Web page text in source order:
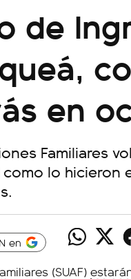
de
en
Familiares
lo hicieron
en